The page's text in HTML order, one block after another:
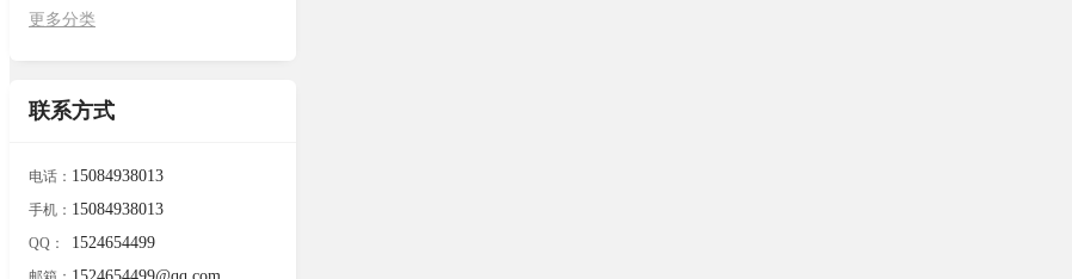
更多分类
联系方式
电话： 15084938013
手机： 15084938013
QQ： 1524654499